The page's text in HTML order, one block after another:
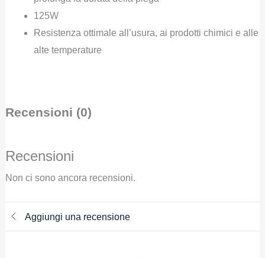
125W
Resistenza ottimale all’usura, ai prodotti chimici e alle
alte temperature
Recensioni (0)
Recensioni
Non ci sono ancora recensioni.
Aggiungi una recensione